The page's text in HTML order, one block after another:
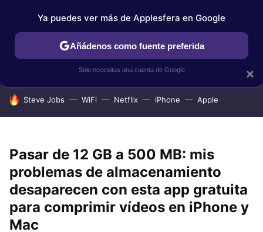
IPHONE TUTORIALES APPLESFERA SELECCIÓN
HOY SE HABLA DE
Steve Jobs WiFi Netflix iPhone Apple
Pasar de 12 GB a 500 MB: mis
problemas de almacenamiento
desaparecen con esta app gratuita
para comprimir vídeos en iPhone y
Mac
×
Ya puedes ver más de Applesfera en Google
Añádenos como fuente preferida
Solo necesitas una cuenta de Google